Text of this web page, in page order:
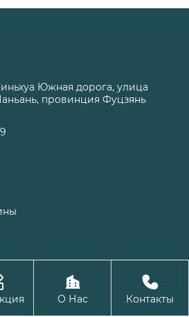
Южная дорога, улица
провинция Фуцзянь
Шэнхуа Кухня и ванная

О Нас

Контакты